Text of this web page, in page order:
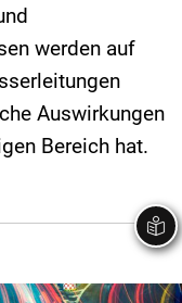
werden auf
Auswirkungen
Bereich hat.